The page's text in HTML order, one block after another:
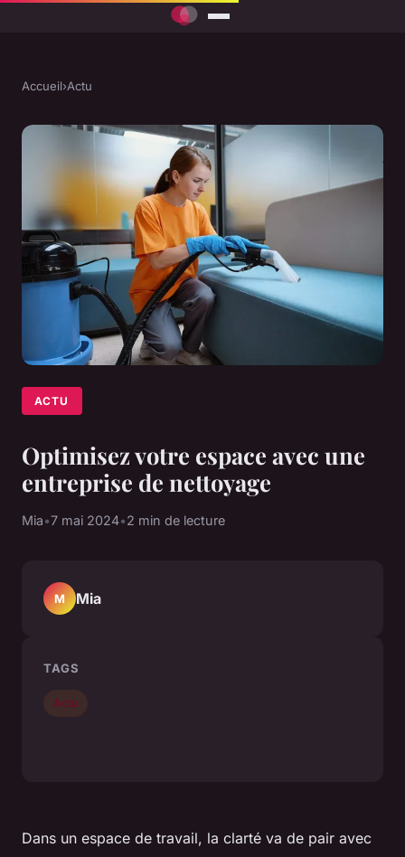
Accueil›Actu
ACTU
Optimisez votre espace avec une
entreprise de nettoyage
Mia•7 mai 2024•2 min de lecture
Dans un espace de travail, la clarté va de pair avec
M Mia
TAGS
Actu